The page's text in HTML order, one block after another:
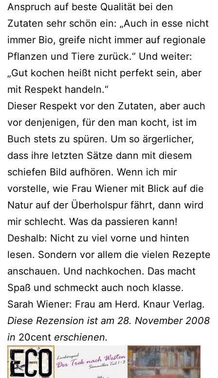
Anspruch auf beste Qualität bei den
Zutaten sehr schön ein: „Auch in esse nicht
immer Bio, greife nicht immer auf regionale
Pflanzen und Tiere zurück.“ Und weiter:
„Gut kochen heißt nicht perfekt sein, aber
mit Respekt handeln.“
Dieser Respekt vor den Zutaten, aber auch
vor denjenigen, für den man kocht, ist im
Buch stets zu spüren. Um so ärgerlicher,
dass ihre letzten Sätze dann mit diesem
schiefen Bild aufhören. Wenn ich mir
vorstelle, wie Frau Wiener mit Blick auf die
Natur auf der Überholspur fährt, dann wird
mir schlecht. Was da passieren kann!
Deshalb: Nicht zu viel vorne und hinten
lesen. Sondern vor allem die vielen Rezepte
anschauen. Und nachkochen. Das macht
Spaß und schmeckt auch noch klasse.
Sarah Wiener: Frau am Herd. Knaur Verlag.
Diese Rezension ist am 28. November 2008
in 20cent erschienen.